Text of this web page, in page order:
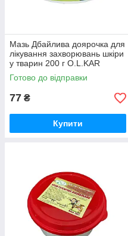
Мазь Дбайлива доярочка для
лікування захворювань шкіри
у тварин 200 г O.L.KAR
Готово до відправки
77 ₴
Купити